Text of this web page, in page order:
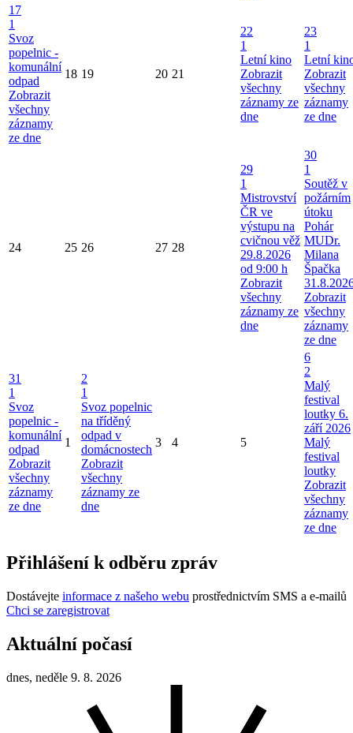
17
1
Svoz
popelnic -
komunální
odpad
Zobrazit
všechny
záznamy
ze dne
18 19 20 21
22
1
Letní kino
Zobrazit
všechny
záznamy ze
dne
23
1
Letní
Zobrazit
všechny
záznamy
ze dne
24 25 26 27 28
29
1
Mistrovství
ČR ve
výstupu na
cvičnou věž
29.8.2026
od 9:00 h
Zobrazit
všechny
záznamy ze
dne
30
1
Soutěž v
požárním
útoku
Pohár
MUDr.
Milana
Špačka
Zobrazit
všechny
záznamy
ze dne
31
1
Svoz
popelnic -
komunální
odpad
Zobrazit
všechny
záznamy
ze dne
1
2
1
Svoz popelnic
na tříděný
odpad v
domácnostech
Zobrazit
všechny
záznamy ze
dne
3 4 5
6
2
Malý
festival
loutky 6.
září 2026
Malý
festival
loutky
Zobrazit
všechny
záznamy
ze dne
Přihlášení k odběru zpráv
Dostávejte informace z našeho webu prostřednictvím SMS a e-mailů
Chci se zaregistrovat
Aktuální počasí
dnes, neděle 9. 8. 2026